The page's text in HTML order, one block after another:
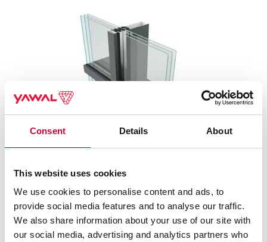
Consent Details About
This website uses cookies
We use cookies to personalise content and ads, to
provide social media features and to analyse our traffic.
We also share information about your use of our site with
our social media, advertising and analytics partners who
SYSTEM FA 50N